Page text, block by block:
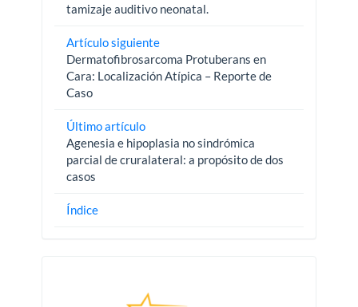
tamizaje auditivo neonatal.
Artículo siguiente
Dermatofibrosarcoma Protuberans en
Cara: Localización Atípica – Reporte de
Caso
Último artículo
Agenesia e hipoplasia no sindrómica
parcial de cruralateral: a propósito de dos
casos
Índice